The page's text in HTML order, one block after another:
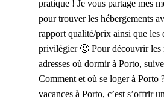
pratique ! Je vous partage mes
pour trouver les hébergements
rapport qualité/prix ainsi que les
privilégier 🙂 Pour découvrir les
adresses où dormir à Porto,
Comment et où se loger à Porto
vacances à Porto, c’est s’offrir